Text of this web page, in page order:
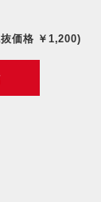
価格 ￥1,200)